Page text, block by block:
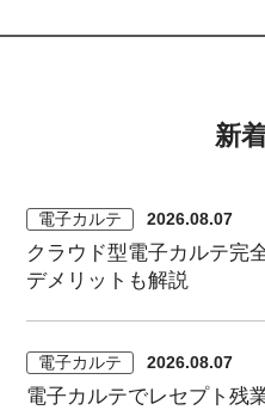
新
電子カルテ 2026.08.07
クラウド型電子カルテ完
デメリットも解説
電子カルテ 2026.08.07
電子カルテでレセプト残